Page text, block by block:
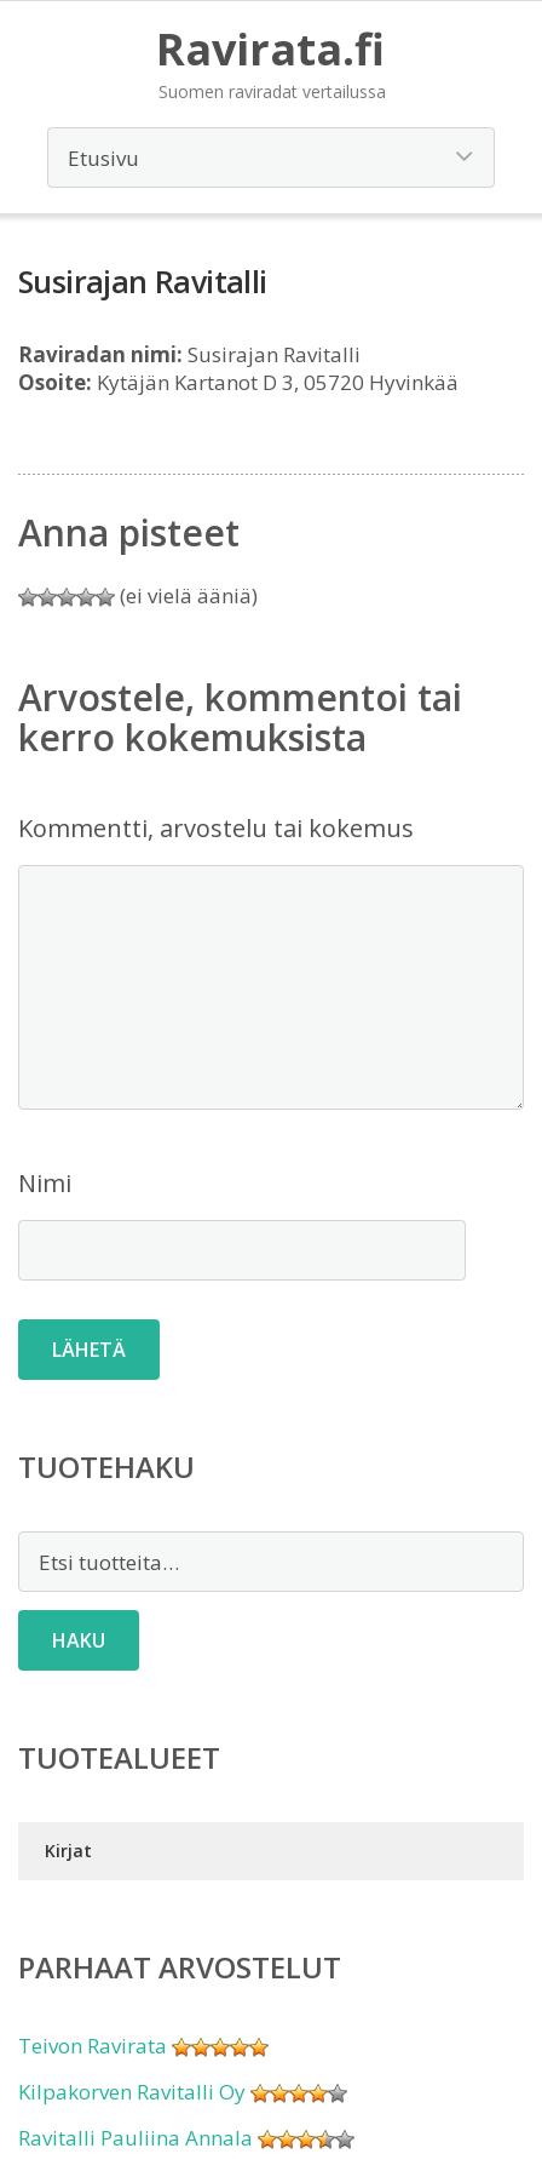
Ravirata.fi
Suomen raviradat vertailussa
Susirajan Ravitalli
Raviradan nimi: Susirajan Ravitalli
Osoite: Kytäjän Kartanot D 3, 05720 Hyvinkää
Anna pisteet
(ei vielä ääniä)
Arvostele, kommentoi tai
kerro kokemuksista
Kommentti, arvostelu tai kokemus
Nimi
TUOTEHAKU
HAKU
TUOTEALUEET
Kirjat
PARHAAT ARVOSTELUT
Teivon Ravirata
Kilpakorven Ravitalli Oy
Ravitalli Pauliina Annala